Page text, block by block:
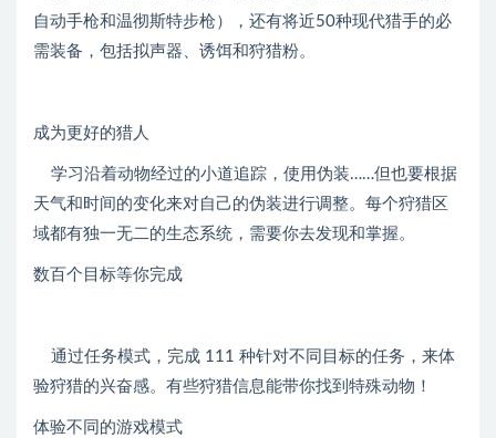
自动手枪和温彻斯特步枪），还有将近50种现代猎手的必
需装备，包括拟声器、诱饵和狩猎粉。
成为更好的猎人
学习沿着动物经过的小道追踪，使用伪装……但也要根据
天气和时间的变化来对自己的伪装进行调整。每个狩猎区
域都有独一无二的生态系统，需要你去发现和掌握。
数百个目标等你完成
通过任务模式，完成 111 种针对不同目标的任务，来体
验狩猎的兴奋感。有些狩猎信息能带你找到特殊动物！
体验不同的游戏模式